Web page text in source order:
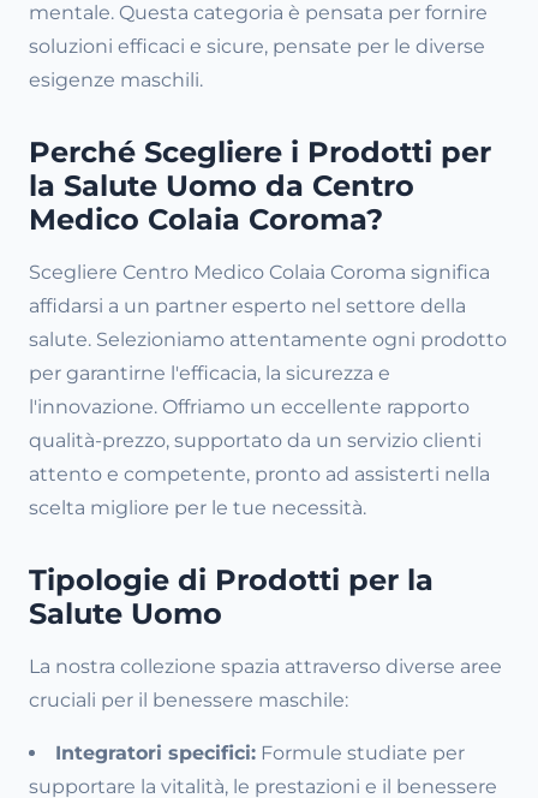
mentale. Questa categoria è pensata per fornire
soluzioni efficaci e sicure, pensate per le diverse
esigenze maschili.
Perché Scegliere i Prodotti per
la Salute Uomo da Centro
Medico Colaia Coroma?
Scegliere Centro Medico Colaia Coroma significa
affidarsi a un partner esperto nel settore della
salute. Selezioniamo attentamente ogni prodotto
per garantirne l'efficacia, la sicurezza e
l'innovazione. Offriamo un eccellente rapporto
qualità-prezzo, supportato da un servizio clienti
attento e competente, pronto ad assisterti nella
scelta migliore per le tue necessità.
Tipologie di Prodotti per la
Salute Uomo
La nostra collezione spazia attraverso diverse aree
cruciali per il benessere maschile:
Integratori specifici: Formule studiate per
supportare la vitalità, le prestazioni e il benessere